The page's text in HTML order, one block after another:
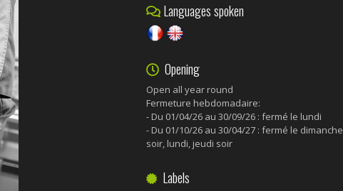
Languages spoken
Opening
Open all year round
Fermeture hebdomadaire:
- Du 01/04/26 au 30/09/26 : fermé le lundi
- Du 01/10/26 au 30/04/27 : fermé le dimanche
soir, lundi, jeudi soir
Labels